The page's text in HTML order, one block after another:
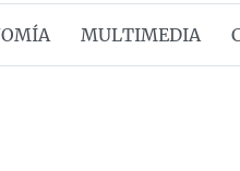
MULTIMEDIA